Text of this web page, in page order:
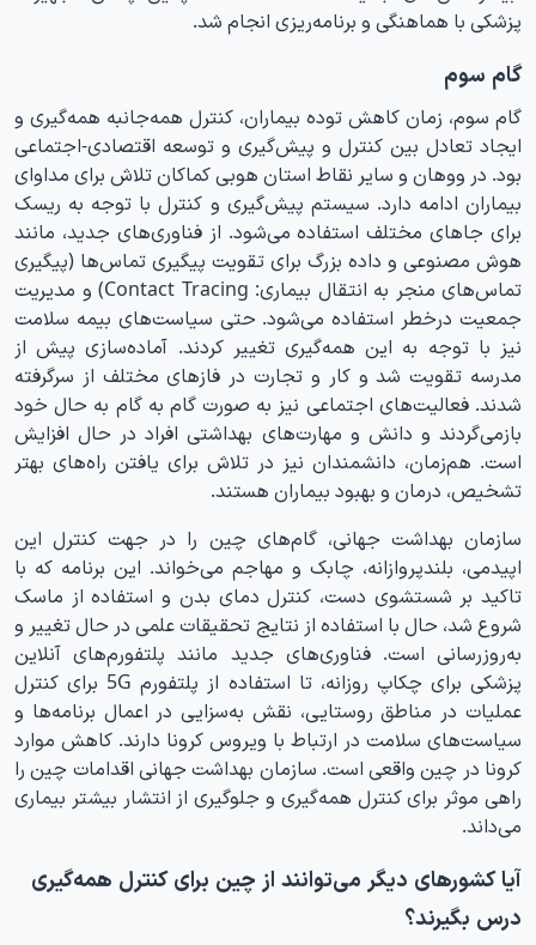
پزشکی با هماهنگی و برنامه‌ریزی انجام شد.
گام سوم
گام سوم، زمان کاهش توده بیماران، کنترل همه‌جانبه همه‌گیری و
ایجاد تعادل بین کنترل و پیش‌گیری و توسعه اقتصادی-اجتماعی
بود. در ووهان و سایر نقاط استان هوبی کماکان تلاش برای مداوای
بیماران ادامه دارد. سیستم پیش‌گیری و کنترل با توجه به ریسک
برای جاهای مختلف استفاده می‌شود. از فناوری‌های جدید، مانند
هوش مصنوعی و داده بزرگ برای تقویت پیگیری تماس‌ها (پیگیری
تماس‌های منجر به انتقال بیماری: Contact Tracing) و مدیریت
جمعیت درخطر استفاده می‌شود. حتی سیاست‌های بیمه سلامت
نیز با توجه به این همه‌گیری تغییر کردند. آماده‌سازی پیش از
مدرسه تقویت شد و کار و تجارت در فازهای مختلف از سرگرفته
شدند. فعالیت‌های اجتماعی نیز به صورت گام به گام به حال خود
بازمی‌گردند و دانش و مهارت‌های بهداشتی افراد در حال افزایش
است. هم‌زمان، دانشمندان نیز در تلاش برای یافتن راه‌های بهتر
تشخیص، درمان و بهبود بیماران هستند.
سازمان بهداشت جهانی، گام‌های چین را در جهت کنترل این
اپیدمی، بلندپروازانه، چابک و مهاجم می‌خواند. این برنامه که با
تاکید بر شستشوی دست، کنترل دمای بدن و استفاده از ماسک
شروع شد، حال با استفاده از نتایج تحقیقات علمی در حال تغییر و
به‌روزرسانی است. فناوری‌های جدید مانند پلتفورم‌های آنلاین
پزشکی برای چکاپ روزانه، تا استفاده از پلتفورم 5G برای کنترل
عملیات در مناطق روستایی، نقش به‌سزایی در اعمال برنامه‌ها و
سیاست‌های سلامت در ارتباط با ویروس کرونا دارند. کاهش موارد
کرونا در چین واقعی است. سازمان بهداشت جهانی اقدامات چین را
راهی موثر برای کنترل همه‌گیری و جلوگیری از انتشار بیشتر بیماری
می‌داند.
آیا کشورهای دیگر می‌توانند از چین برای کنترل همه‌گیری
درس بگیرند؟